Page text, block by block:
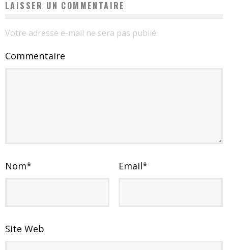
LAISSER UN COMMENTAIRE
Votre adresse e-mail ne sera pas publié.
Commentaire
Nom* Email*
Site Web